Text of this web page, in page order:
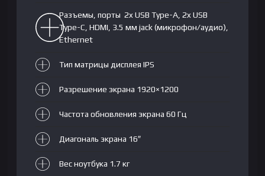
NoOS|
RU|
Grey
Разъемы, порты 2x USB Type-A, 2x USB
Type-C, HDMI, 3.5 мм jack (микрофон/аудио),
Ethernet
Тип матрицы дисплея IPS
Разрешение экрана 1920×1200
Частота обновления экрана 60 Гц
Диагональ экрана 16″
Вес ноутбука 1.7 кг